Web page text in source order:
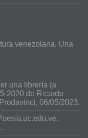
venezolana. Una
una librería (a
2020 de Ricardo
06/05/2023.